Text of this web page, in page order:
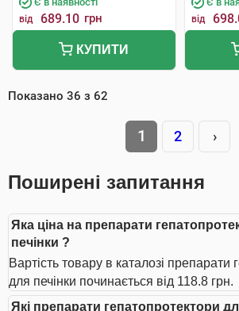
від 689.10 грн
КУПИТИ
від
Показано 36 з 62
1 2 ›
Поширені запитання
Яка ціна на препарати
печінки ?
Вартість товару в каталозі препарати
для печінки починається від 118.8 грн.
Які препарати гепатопротектори